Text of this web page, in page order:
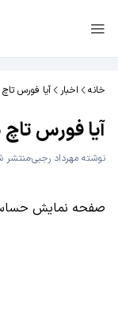
خانه اخبار آیا فورس‌
آیا فورس‌
نوشته مهرداد رجبیمنتشر شده در
صفحه نمایش حساس به فشار پس از استفاده